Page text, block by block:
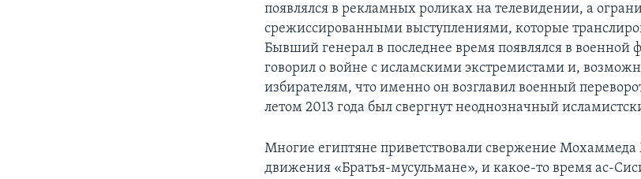
появлялся в рекламных роликах на телевидении, а
срежиссированными выступлениями, которые
Бывший генерал в последнее время появлялся в военной
говорил о войне с исламскими экстремистами и,
избирателям, что именно он возглавил военный
летом 2013 года был свергнут неоднозначный
Многие египтяне приветствовали свержение Мохаммеда
движения «Братья-мусульмане», и какое-то время ас-